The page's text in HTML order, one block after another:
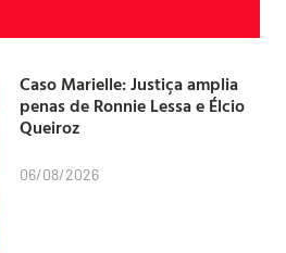
Caso Marielle: Justiça amplia
penas de Ronnie Lessa e Élcio
Queiroz
06/08/2026